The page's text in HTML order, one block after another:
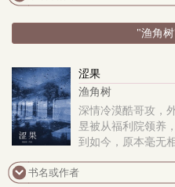
"渔角
涩果
渔角树
深情冷漠酷哥攻，
昱被从福利院领养
到如今，原本毫无